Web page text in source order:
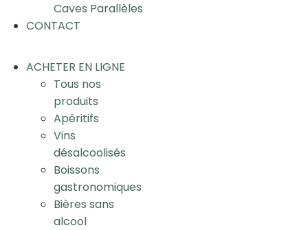
Caves Parallèles
CONTACT
ACHETER EN LIGNE
Tous nos
produits
Apéritifs
Vins
désalcoolisés
Boissons
gastronomiques
Bières sans
alcool